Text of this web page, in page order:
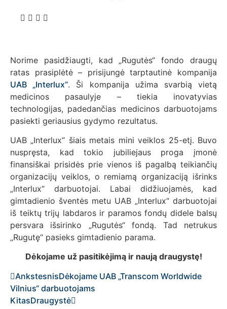
Norime pasidžiaugti, kad „Rugutės“ fondo draugų
ratas prasiplėtė – prisijungė tarptautinė kompanija
UAB „Interlux“. Ši kompanija užima svarbią vietą
medicinos pasaulyje – tiekia inovatyvias
technologijas, padedančias medicinos darbuotojams
pasiekti geriausius gydymo rezultatus.
UAB „Interlux“ šiais metais mini veiklos 25-etį. Buvo
nuspręsta, kad tokio jubiliejaus proga įmonė
finansiškai prisidės prie vienos iš pagalbą teikiančių
organizacijų veiklos, o remiamą organizaciją išrinks
„Interlux“ darbuotojai. Labai didžiuojamės, kad
gimtadienio šventės metu UAB „Interlux“ darbuotojai
iš teiktų trijų labdaros ir paramos fondų didele balsų
persvara išsirinko „Rugutės“ fondą. Tad netrukus
„Rugutę“ pasieks gimtadienio parama.
Dėkojame už pasitikėjimą ir naują draugystę!
AnkstesnisDėkojame UAB „Transcom Worldwide
Vilnius“ darbuotojams
KitasDraugystė